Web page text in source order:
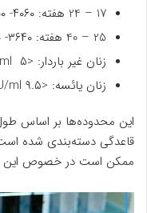
17 – 24 هفته: ۴۰۶۰- ۱۶۵۴۰۰ mIU/ml
25 – 40 هفته: ۳۶۴۰- ۱۱۷۰۰۰ mIU/ml
زنان غیر باردار: <۵ mIU/ml
زنان یائسه: <۹.۵ mIU/ml
این محدوده‌ها بر اساس
قاعدگی دسته‌بندی شده
ممکن است در خصوص این